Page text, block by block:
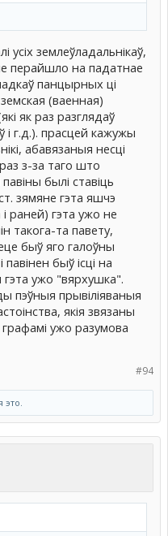
усіх землеўладальнікаў,
перайшло на падатнае
панцырных ці
(ваенная)
як раз разглядаў
і г.д.). прасцей кажужы
абавязаныя несці
з-за таго што
былі ставіць
зямяне гэта яшчэ
раней) гэта ужо не
такога-та павету,
быў яго галоўны
быў ісці на
гэта ужо "вярхушка".
пэўныя прывіліяваныя
якія звязаны
ужо разумова
#94
это.